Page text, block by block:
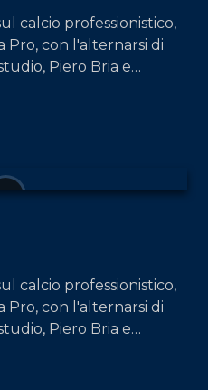
calcio professionistico,
Pro, con l'alternarsi di
Piero Bria e
calcio professionistico,
Pro, con l'alternarsi di
Piero Bria e